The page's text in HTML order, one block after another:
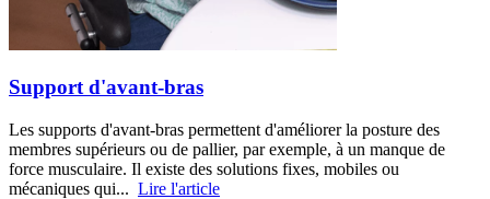
Support d'avant-bras
Les supports d'avant-bras permettent d'améliorer la posture des
membres supérieurs ou de pallier, par exemple, à un manque de
force musculaire. Il existe des solutions fixes, mobiles ou
mécaniques qui... Lire l'article